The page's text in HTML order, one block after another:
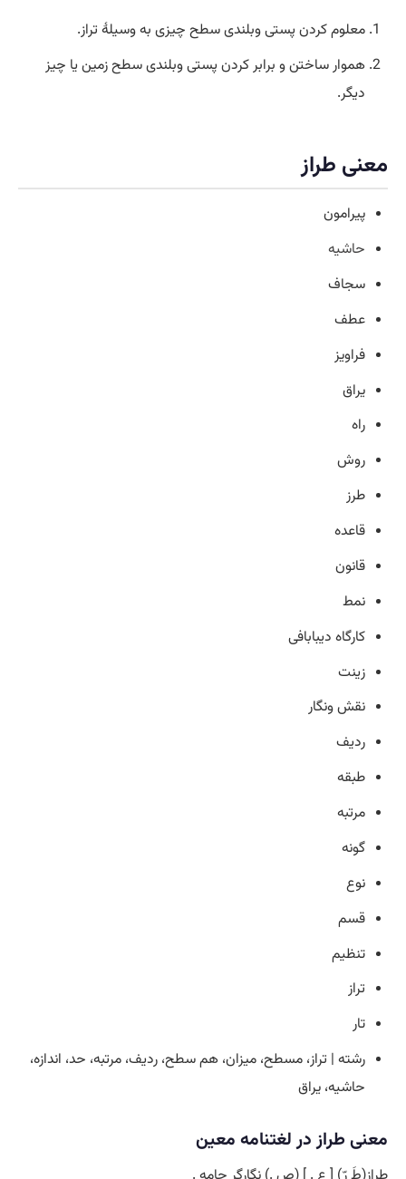
معلوم کردن پستی وبلندی سطح چیزی به وسیلۀ تراز.
هموار ساختن و برابر کردن پستی وبلندی سطح زمین یا چیز
دیگر.
معنی طراز
پیرامون
حاشیه
سجاف
عطف
فراویز
یراق
راه
روش
طرز
قاعده
قانون
نمط
کارگاه دیبابافی
زینت
نقش ونگار
ردیف
طبقه
مرتبه
گونه
نوع
قسم
تنظیم
تراز
تار
رشته | تراز، مسطح، میزان، هم سطح، ردیف، مرتبه، حد، اندازه،
حاشیه، یراق
معنی طراز در لغتنامه معین